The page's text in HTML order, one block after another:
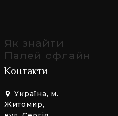
Як знайти
Палей офлайн
Контакти
Україна, м.
Житомир,